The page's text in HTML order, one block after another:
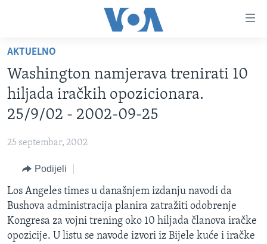
glavni
sadržaj
Pređi
na
glavnu
Idi
pretragu
TV PROGRAM
VIDEO
FOTOGRAFIJE DANA
SJEDINJENE AMERIČKE DRŽAVE
BOSNA I HERCEGOVINA
SVIJET
NAUKA I TEHNOLOGIJA
SPECIJALNI PROJEKTI
KORUPCIJA
SLOBODA MEDIJA
ŽENSKA STRANA
AKTUELNO
Washington namjerava trenirati 10
hiljada iračkih opozicionara.
25/9/02 - 2002-09-25
25 septembar, 2002
Podijeli
Los Angeles times u današnjem izdanju navodi da
Bushova administracija planira zatražiti odobrenje
Kongresa za vojni trening oko 10 hiljada članova iračke
opozicije. U listu se navode izvori iz Bijele kuće i iračke